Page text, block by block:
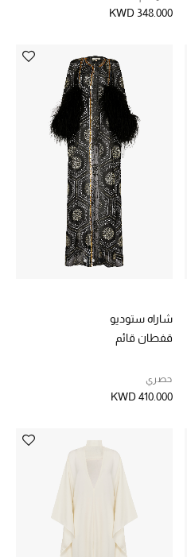
KWD 348.000
شاراه ستوديو
قفطان قائم
حصري
KWD 410.000